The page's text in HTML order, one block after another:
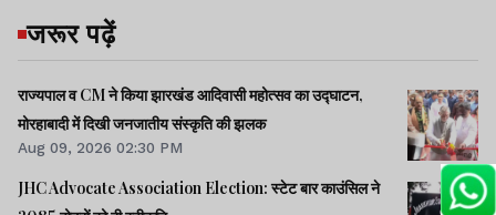
जरूर पढ़ें
राज्यपाल व CM ने किया झारखंड आदिवासी महोत्सव का उद्घाटन,
मोरहाबादी में दिखी जनजातीय संस्कृति की झलक
Aug 09, 2026 02:30 PM
JHC Advocate Association Election: स्टेट बार काउंसिल ने